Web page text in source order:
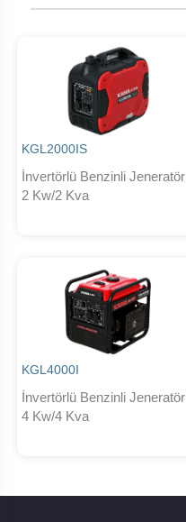
KGL2000IS
İnvertörlü Benzinli Jeneratör
2 Kw/2 Kva
KGL4000I
İnvertörlü Benzinli Jeneratör
4 Kw/4 Kva